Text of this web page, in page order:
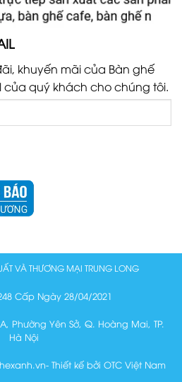
khuyến mãi của Bàn ghế
của quý khách cho chúng tôi.
VÀ THƯƠNG MẠI TRUNG LONG
Cấp Ngày 28/04/2021
Phường Yên Sở, Q. Hoàng Mai, TP.
Hà Nội
Thiết kế bởi OTC Việt Nam